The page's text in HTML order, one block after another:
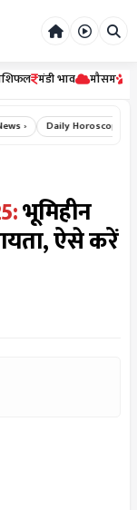
मंडी भाव मौसम
› Daily Horoscope
भूमिहीन
ऐसे करें